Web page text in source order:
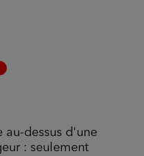
au-dessus d'une
: seulement